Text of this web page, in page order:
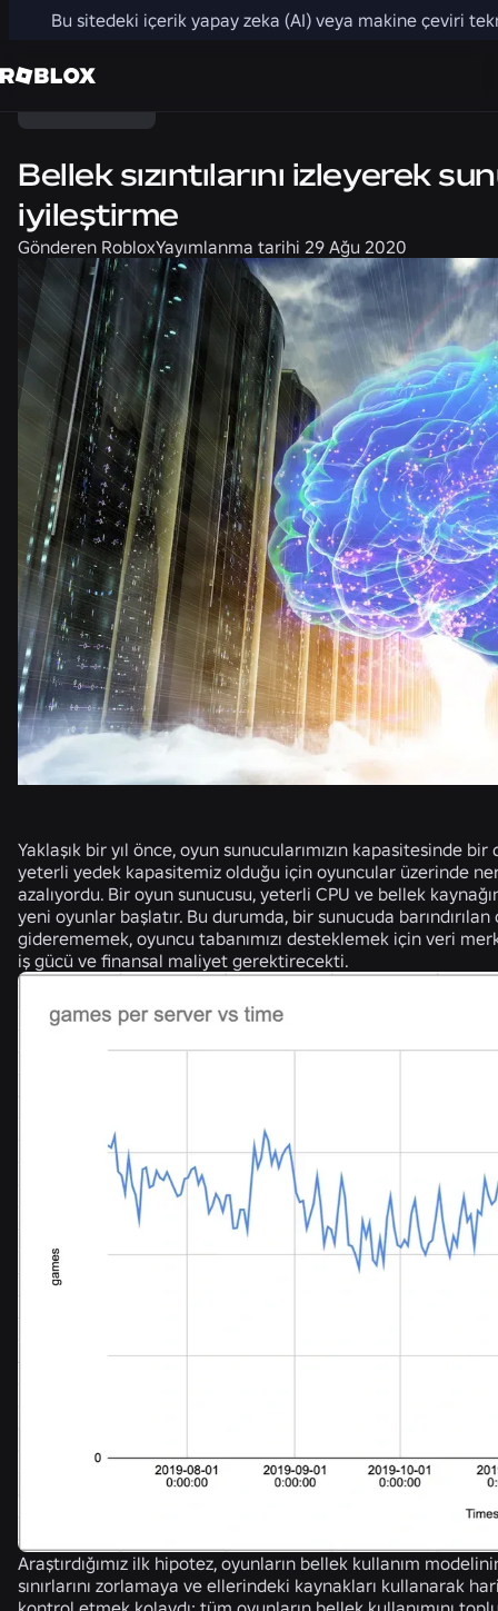
Bu sitedeki içerik yapay zeka (AI) veya makine çeviri
Paylaş
Bellek sızıntılarını izleyerek
iyileştirme
Gönderen RobloxYayımlanma tarihi 29 Ağu 2020
Yaklaşık bir yıl önce, oyun sunucularımızın kapasitesinde
yeterli yedek kapasitemiz olduğu için oyuncular üzerinde
azalıyordu. Bir oyun sunucusu, yeterli CPU ve bellek
yeni oyunlar başlatır. Bu durumda, bir sunucuda barındırılan
giderememek, oyuncu tabanımızı desteklemek için veri
iş gücü ve finansal maliyet gerektirecekti.
Araştırdığımız ilk hipotez, oyunların bellek kullanım
sınırlarını zorlamaya ve ellerindeki kaynakları kullanarak